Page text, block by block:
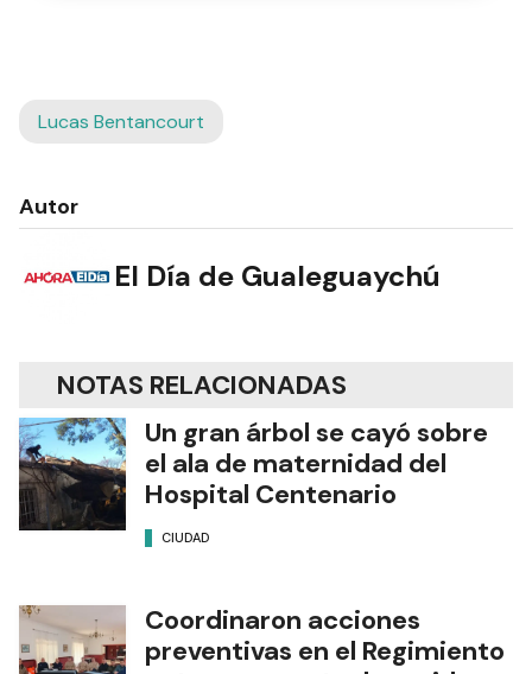
Lucas Bentancourt
Autor
El Día de Gualeguaychú
NOTAS RELACIONADAS
Un gran árbol se cayó sobre
el ala de maternidad del
Hospital Centenario
CIUDAD
Coordinaron acciones
preventivas en el Regimiento